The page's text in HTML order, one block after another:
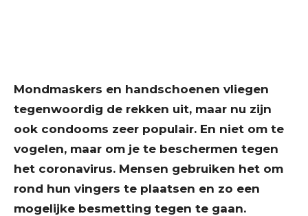
Mondmaskers en handschoenen vliegen
tegenwoordig de rekken uit, maar nu zijn
ook condooms zeer populair. En niet om te
vogelen, maar om je te beschermen tegen
het coronavirus. Mensen gebruiken het om
rond hun vingers te plaatsen en zo een
mogelijke besmetting tegen te gaan.